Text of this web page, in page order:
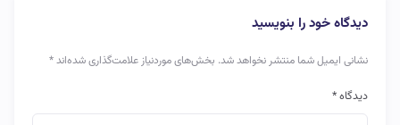
دیدگاه خود را بنویسید
نشانی ایمیل شما منتشر نخواهد شد. بخش‌های موردنیاز علامت‌گذاری شده‌اند*
دیدگاه*